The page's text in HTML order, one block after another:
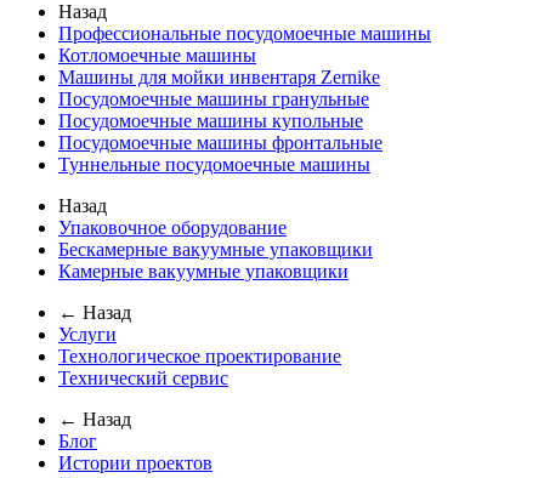
Назад
Профессиональные посудомоечные машины
Котломоечные машины
Машины для мойки инвентаря Zernike
Посудомоечные машины гранульные
Посудомоечные машины купольные
Посудомоечные машины фронтальные
Туннельные посудомоечные машины
Назад
Упаковочное оборудование
Бескамерные вакуумные упаковщики
Камерные вакуумные упаковщики
← Назад
Услуги
Технологическое проектирование
Технический сервис
← Назад
Блог
Истории проектов